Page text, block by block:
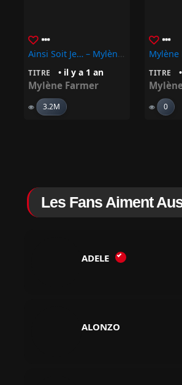
Ainsi Soit Je… – Mylène Farmer
TITRE • il y a 1 an
Mylène Farmer
3.2M
TITRE
0
Les Fans Aiment
ADELE
ALONZO